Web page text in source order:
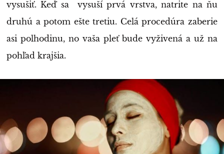
vysušiť. Keď sa vysuší prvá vrstva, natrite na ňu
druhú a potom ešte tretiu. Celá procedúra zaberie
asi polhodinu, no vaša pleť bude vyživená a už na
pohľad krajšia.